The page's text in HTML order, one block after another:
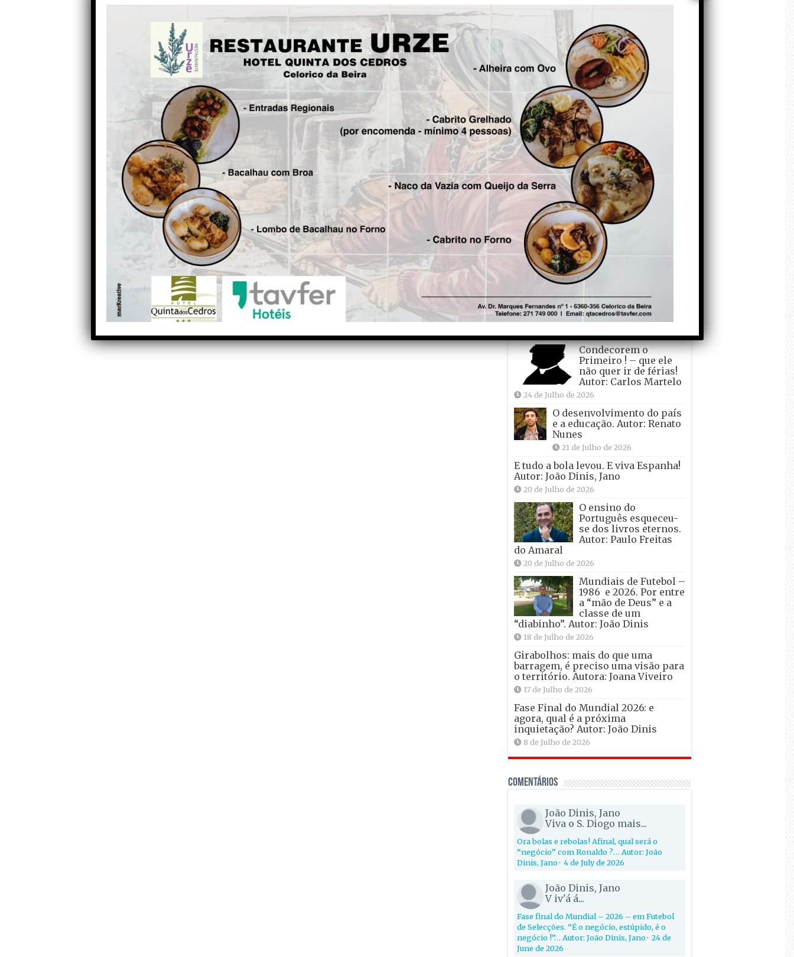
OPINIÃO E CRÓNICAS
Matraquilhos… Autor:
Fernando Roldão
6 de Agosto de 2026
A marca Sporting em
todo o mundo está a
crescer atrás de
Ronaldo. Autor: Paulo
Freitas do Amaral
5 de Agosto de 2026
Falso crescimento…
Autor: Nuno Pereira
1 de Agosto de 2026
Tadei Pogacar vence o
“Tour” – A “Volta a
França em Bicicleta”
pela quinta vez! Autor:
João Dinis
Condecorem o
Primeiro ! – que ele
não quer ir de férias!
Autor: Carlos Martelo
24 de Julho de 2026
O desenvolvimento do país
e a educação. Autor: Renato
Nunes
21 de Julho de 2026
E tudo a bola levou. E viva Espanha!
Autor: João Dinis, Jano
20 de Julho de 2026
O ensino do
Português esqueceu-
se dos livros eternos.
Autor: Paulo Freitas
do Amaral
20 de Julho de 2026
Mundiais de Futebol –
1986 e 2026. Por entre
a “mão de Deus” e a
classe de um
“diabinho”. Autor: João Dinis
18 de Julho de 2026
Girabolhos: mais do que uma
barragem, é preciso uma visão para
o território. Autora: Joana Viveiro
17 de Julho de 2026
Fase Final do Mundial 2026: e
agora, qual é a próxima
inquietação? Autor: João Dinis
8 de Julho de 2026
Comentários
João Dinis, Jano
Viva o S. Diogo mais...
Ora bolas e rebolas! Afinal, qual será o
“negócio” com Ronaldo ?… Autor: João
Dinis, Jano· 4 de July de 2026
João Dinis, Jano
V iv'á á...
Fase final do Mundial – 2026 – em Futebol
de Selecções. “É o negócio, estúpido, é o
negócio !”… Autor: João Dinis, Jano· 24 de
June de 2026